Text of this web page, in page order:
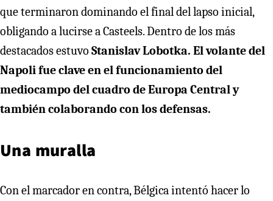
que terminaron dominando el final del lapso inicial,
obligando a lucirse a Casteels. Dentro de los más
destacados estuvo Stanislav Lobotka. El volante del
Napoli fue clave en el funcionamiento del
mediocampo del cuadro de Europa Central y
también colaborando con los defensas.
Una muralla
Con el marcador en contra, Bélgica intentó hacer lo